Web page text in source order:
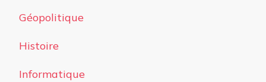
Géopolitique
Histoire
Informatique